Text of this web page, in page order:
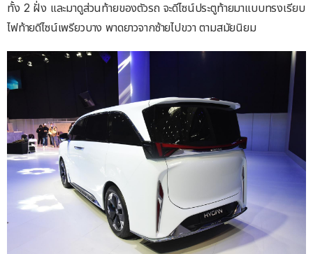
ทั้ง 2 ฝั่ง และมาดูส่วนท้ายของตัวรถ จะดีไซน์ประตูท้ายมาแบบทรงเรียบ
ไฟท้ายดีไซน์เพรียวบาง พาดยาวจากซ้ายไปขวา ตามสมัยนิยม